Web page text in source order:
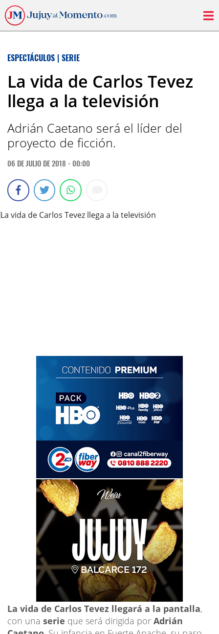
ESPECTÁCULOS | SERIE
La vida de Carlos Tevez
llega a la televisión
Adrián Caetano será el líder del
proyecto de ficción.
06 DE JULIO DE 2018 - 00:00
La vida de Carlos Tevez llegará a la pantalla,
con una serie que será dirigida por Adrián